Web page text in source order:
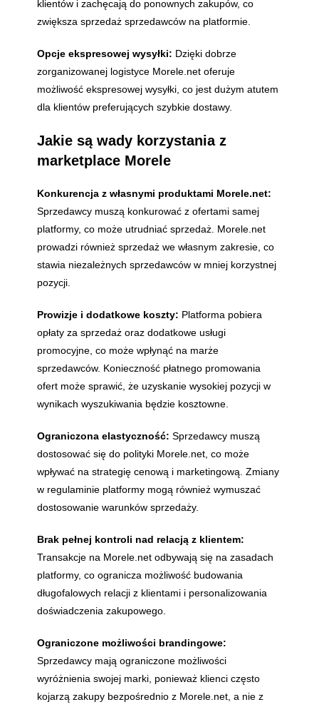
klientów i zachęcają do ponownych zakupów, co
zwiększa sprzedaż sprzedawców na platformie.
Opcje ekspresowej wysyłki: Dzięki dobrze
zorganizowanej logistyce Morele.net oferuje
możliwość ekspresowej wysyłki, co jest dużym atutem
dla klientów preferujących szybkie dostawy.
Jakie są wady korzystania z
marketplace Morele
Konkurencja z własnymi produktami Morele.net:
Sprzedawcy muszą konkurować z ofertami samej
platformy, co może utrudniać sprzedaż. Morele.net
prowadzi również sprzedaż we własnym zakresie, co
stawia niezależnych sprzedawców w mniej korzystnej
pozycji.
Prowizje i dodatkowe koszty: Platforma pobiera
opłaty za sprzedaż oraz dodatkowe usługi
promocyjne, co może wpłynąć na marże
sprzedawców. Konieczność płatnego promowania
ofert może sprawić, że uzyskanie wysokiej pozycji w
wynikach wyszukiwania będzie kosztowne.
Ograniczona elastyczność: Sprzedawcy muszą
dostosować się do polityki Morele.net, co może
wpływać na strategię cenową i marketingową. Zmiany
w regulaminie platformy mogą również wymuszać
dostosowanie warunków sprzedaży.
Brak pełnej kontroli nad relacją z klientem:
Transakcje na Morele.net odbywają się na zasadach
platformy, co ogranicza możliwość budowania
długofalowych relacji z klientami i personalizowania
doświadczenia zakupowego.
Ograniczone możliwości brandingowe:
Sprzedawcy mają ograniczone możliwości
wyróżnienia swojej marki, ponieważ klienci często
kojarzą zakupy bezpośrednio z Morele.net, a nie z